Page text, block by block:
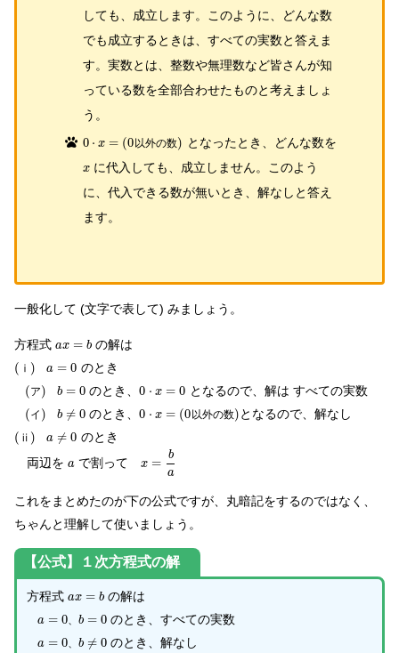
しても、成立します。このように、どんな数
でも成立するときは、すべての実数と答えま
す。実数とは、整数や無理数など皆さんが知
っている数を全部合わせたものと考えましょ
う。
0 ⋅ x = (0 以外の数) となったとき、どんな数を
x に代入しても、成立しません。このよう
に、代入できる数が無いとき、解なしと答え
ます。
一般化して (文字で表して) みましょう。
方程式 ax = b の解は
( ⅰ ) a = 0 のとき
(ア) b = 0 のとき、0 ⋅ x = 0 となるので、解は すべての実数
(イ ) b ≠ 0 のとき、0 ⋅ x = (0 以外の数)となるので、解なし
( ⅱ ) a ≠ 0 のとき
両辺を a で割ってx =
b
a
これをまとめたのが下の公式ですが、丸暗記をするのではなく、
ちゃんと理解して使いましょう。
【公式】１次方程式の解
方程式ax = b の解は
a = 0 、b = 0 のとき、すべての実数
a = 0 、b ≠ 0 のとき、解なし